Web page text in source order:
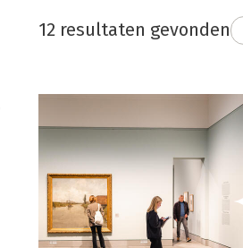
12 resultaten gevonden